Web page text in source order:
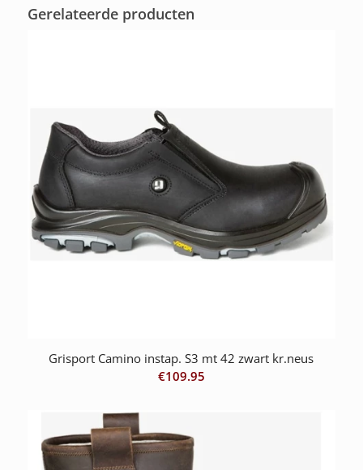
Gerelateerde producten
Grisport Camino instap. S3 mt 42 zwart kr.neus
€109.95